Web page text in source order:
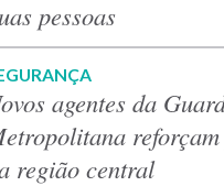
pessoas
agentes da
região central